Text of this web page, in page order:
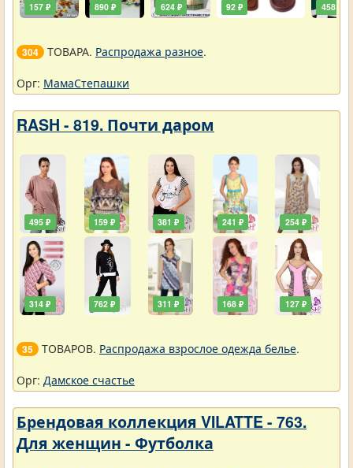
157 ₽ 890 ₽ 624 ₽ 92 ₽ 458 ₽
304 ТОВАРА. Распродажа разное.
Орг: МамаСтепашки
RASH - 819. Почти даром
495 ₽
314 ₽
159 ₽
762 ₽
381 ₽
311 ₽
241 ₽
168 ₽
254 ₽
127 ₽
35 ТОВАРОВ. Распродажа взрослое одежда белье.
Орг: Дамское счастье
Брендовая коллекция VILATTE - 763.
Для женщин - Футболка